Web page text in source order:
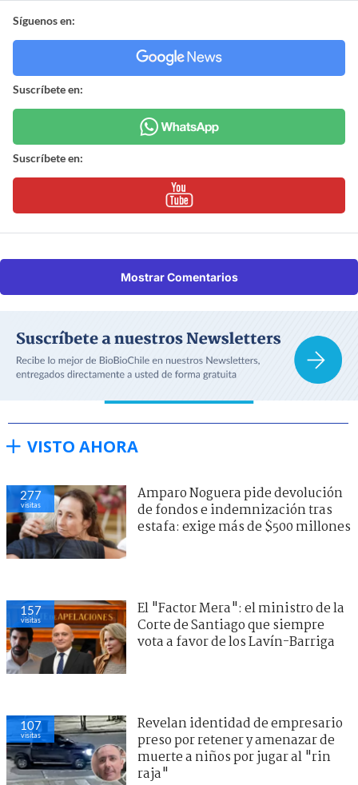
Síguenos en:
Suscríbete en:
Suscríbete en:
Mostrar Comentarios
VISTO AHORA
277
visitas
Amparo Noguera pide devolución
de fondos e indemnización tras
estafa: exige más de $500 millones
157
visitas
El "Factor Mera": el ministro de la
Corte de Santiago que siempre
vota a favor de los Lavín-Barriga
107
visitas
Revelan identidad de empresario
preso por retener y amenazar de
muerte a niños por jugar al "rin
raja"